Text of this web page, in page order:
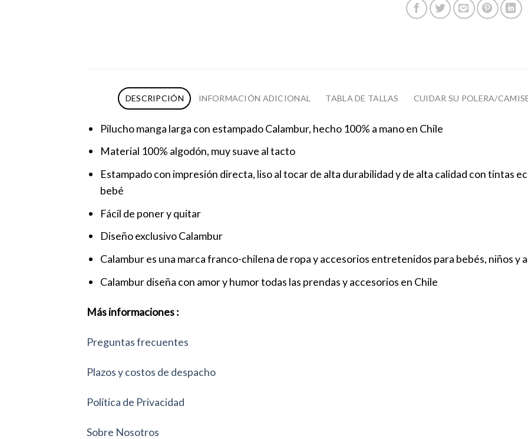
DESCRIPCIÓN INFORMACIÓN ADICIONAL TABLA DE TALLAS CUIDAR SU POLERA/
Pilucho manga larga con estampado Calambur, hecho 100% a mano en Chile
Material 100% algodón, muy suave al tacto
Estampado con impresión directa, liso al tocar de alta durabilidad y de alta calidad con tintas
bebé
Fácil de poner y quitar
Diseño exclusivo Calambur
Calambur es una marca franco-chilena de ropa y accesorios entretenidos para bebés, niños y
Calambur diseña con amor y humor todas las prendas y accesorios en Chile
Más informaciones :
Preguntas frecuentes
Plazos y costos de despacho
Política de Privacidad
Sobre Nosotros